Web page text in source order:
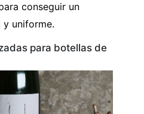
conseguir un
uniforme.
para botellas de